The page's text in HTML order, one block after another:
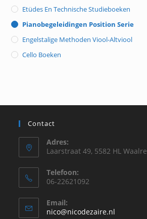
Etüdes En Technische Studieboeken
Pianobegeleidingen Position Serie
Engelstalige Methoden Viool-Altviool
Cello Boeken
Contact
Adres:
Laarstraat 49, 5582 HL Waalre
Telefoon:
06-22621092
Email:
nico@nicodezaire.nl